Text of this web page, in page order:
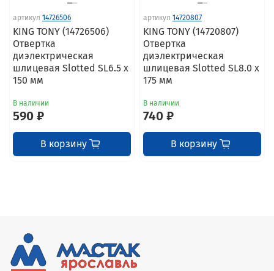
артикул 14726506
KING TONY (14726506)
Отвертка
диэлектрическая
шлицевая Slotted SL6.5 x
150 мм
В наличии
590 ₽
В корзину
артикул 14720807
KING TONY (14720807)
Отвертка
диэлектрическая
шлицевая Slotted SL8.0 x
175 мм
В наличии
740 ₽
В корзину